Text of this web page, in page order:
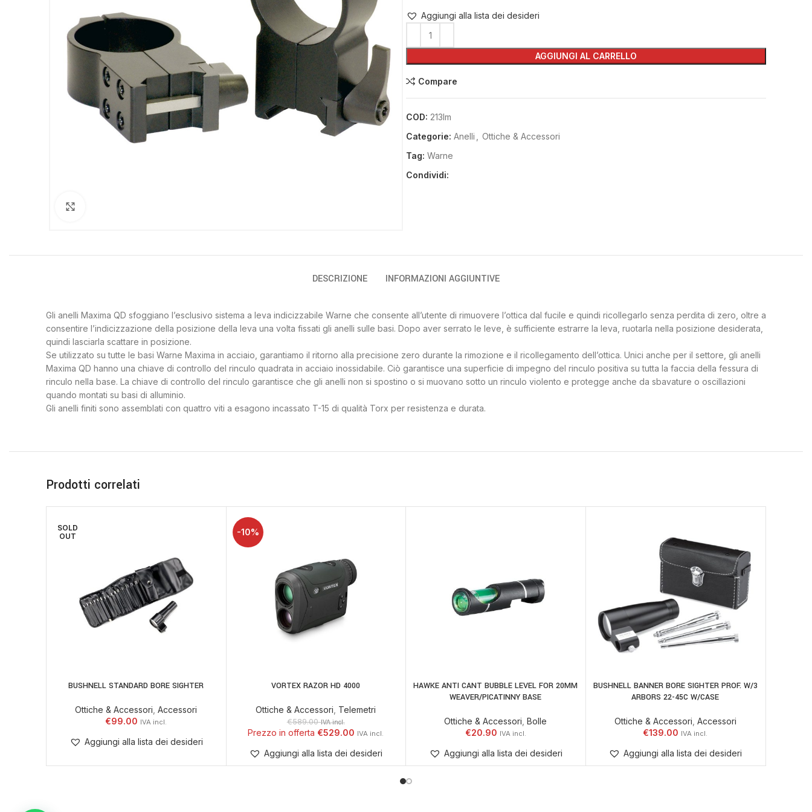
AGGIUNGI AL CARRELLO
Aggiungi alla lista dei desideri
Compare
COD: 213lm
Categorie: Anelli
Ottiche & Accessori
Tag: Warne
Condividi:
DESCRIZIONE INFORMAZIONI AGGIUNTIVE
Gli anelli Maxima QD sfoggiano l’esclusivo sistema a leva indicizzabile Warne che consente all’utente di rimuovere l’ottica dal fucile e quindi ricollegarlo senza perdita di zero, oltre a
consentire l’indicizzazione della posizione della leva una volta fissati gli anelli sulle basi. Dopo aver serrato le leve, è sufficiente estrarre la leva, ruotarla nella posizione desiderata,
quindi lasciarla scattare in posizione.
Se utilizzato su tutte le basi Warne Maxima in acciaio, garantiamo il ritorno alla precisione zero durante la rimozione e il ricollegamento dell’ottica. Unici anche per il settore, gli anelli
Maxima QD hanno una chiave di controllo del rinculo quadrata in acciaio inossidabile. Ciò garantisce una superficie di impegno del rinculo positiva su tutta la faccia della fessura di
rinculo nella base. La chiave di controllo del rinculo garantisce che gli anelli non si spostino o si muovano sotto un rinculo violento e protegge anche da sbavature o oscillazioni
quando montati su basi di alluminio.
Gli anelli finiti sono assemblati con quattro viti a esagono incassato T-15 di qualità Torx per resistenza e durata.
Prodotti correlati
SOLD
OUT
LEGGI TUTTO
BUSHNELL STANDARD BORE SIGHTER
Ottiche & Accessori ,Accessori
€99.00
Aggiungi alla lista dei desideri
-10%
AGGIUNGI AL CARRELLO
VORTEX RAZOR HD 4000
Ottiche & Accessori Telemetri
€589.00 IVA incl.
€529.00
Aggiungi alla lista dei desideri
AGGIUNGI AL CARRELLO
HAWKE ANTI CANT BUBBLE LEVEL FOR 20MM
WEAVER/PICATINNY BASE
Ottiche & Accessori ,Bolle
€20.90
Aggiungi alla lista dei desideri
AGGIUNGI AL CARRELLO
BUSHNELL BANNER BORE SIGHTER PROF. W/3
ARBORS 22-45C W/CASE
Ottiche & Accessori Accessori
€139.00
Aggiungi alla lista dei desideri